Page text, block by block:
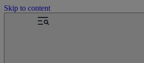
Skip to content